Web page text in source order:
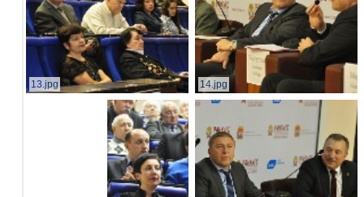
13.jpg 14.jpg